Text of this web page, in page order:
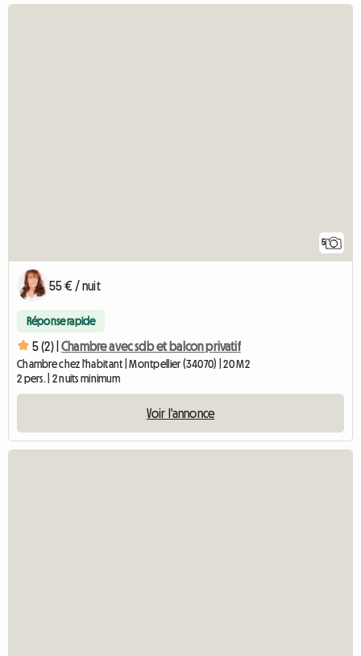
5
55 € / nuit
Réponse rapide
5 (2) | Chambre avec sdb et balcon privatif
Chambre chez l'habitant | Montpellier (34070) | 20 M2
2 pers. | 2 nuits minimum
Voir l'annonce